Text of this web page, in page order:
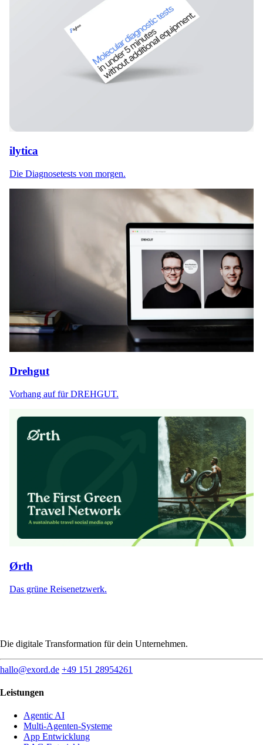
ilytica
Die Diagnosetests von morgen.
Drehgut
Vorhang auf für DREHGUT.
Ørth
Das grüne Reisenetzwerk.
Die digitale Transformation für dein Unternehmen.
hallo@exord.de +49 151 28954261
Leistungen
Agentic AI
Multi-Agenten-Systeme
App Entwicklung